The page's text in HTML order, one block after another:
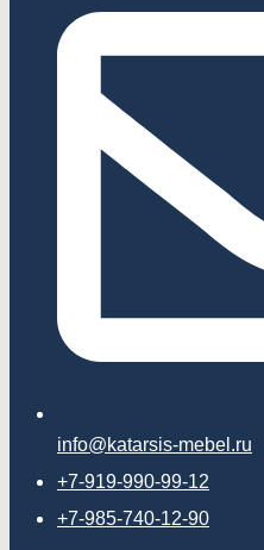
info@katarsis-mebel.ru
+7-919-990-99-12
+7-985-740-12-90